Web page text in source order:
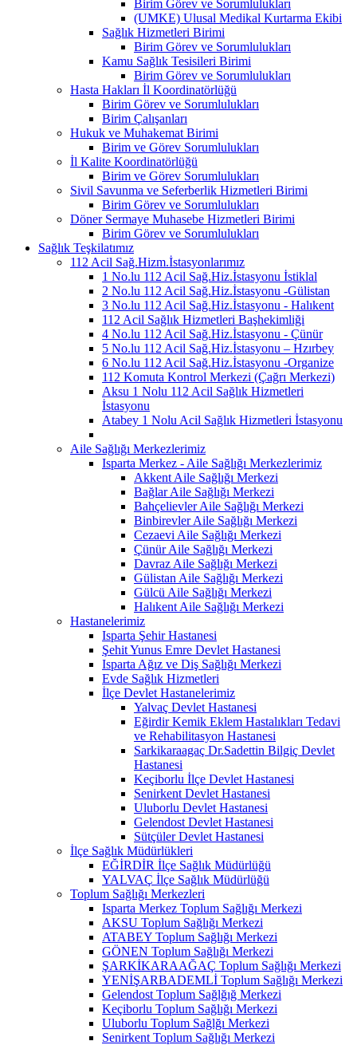
Birim Görev ve Sorumlulukları
(UMKE) Ulusal Medikal Kurtarma Ekibi
Sağlık Hizmetleri Birimi
Birim Görev ve Sorumlulukları
Kamu Sağlık Tesisileri Birimi
Birim Görev ve Sorumlulukları
Hasta Hakları İl Koordinatörlüğü
Birim Görev ve Sorumlulukları
Birim Çalışanları
Hukuk ve Muhakemat Birimi
Birim ve Görev Sorumlulukları
İl Kalite Koordinatörlüğü
Birim ve Görev Sorumlulukları
Sivil Savunma ve Seferberlik Hizmetleri Birimi
Birim Görev ve Sorumlulukları
Döner Sermaye Muhasebe Hizmetleri Birimi
Birim Görev ve Sorumlulukları
Sağlık Teşkilatımız
112 Acil Sağ.Hizm.İstasyonlarımız
1 No.lu 112 Acil Sağ.Hiz.İstasyonu İstiklal
2 No.lu 112 Acil Sağ.Hiz.İstasyonu -Gülistan
3 No.lu 112 Acil Sağ.Hiz.İstasyonu - Halıkent
112 Acil Sağlık Hizmetleri Başhekimliği
4 No.lu 112 Acil Sağ.Hiz.İstasyonu - Çünür
5 No.lu 112 Acil Sağ.Hiz.İstasyonu – Hzırbey
6 No.lu 112 Acil Sağ.Hiz.İstasyonu -Organize
112 Komuta Kontrol Merkezi (Çağrı Merkezi)
Aksu 1 Nolu 112 Acil Sağlık Hizmetleri
İstasyonu
Atabey 1 Nolu Acil Sağlık Hizmetleri İstasyonu
Aile Sağlığı Merkezlerimiz
Isparta Merkez - Aile Sağlığı Merkezlerimiz
Akkent Aile Sağlığı Merkezi
Bağlar Aile Sağlığı Merkezi
Bahçelievler Aile Sağlığı Merkezi
Binbirevler Aile Sağlığı Merkezi
Cezaevi Aile Sağlığı Merkezi
Çünür Aile Sağlığı Merkezi
Davraz Aile Sağlığı Merkezi
Gülistan Aile Sağlığı Merkezi
Gülcü Aile Sağlığı Merkezi
Halıkent Aile Sağlığı Merkezi
Hastanelerimiz
Isparta Şehir Hastanesi
Şehit Yunus Emre Devlet Hastanesi
Isparta Ağız ve Diş Sağlığı Merkezi
Evde Sağlık Hizmetleri
İlçe Devlet Hastanelerimiz
Yalvaç Devlet Hastanesi
Eğirdir Kemik Eklem Hastalıkları Tedavi
ve Rehabilitasyon Hastanesi
Sarkikaraagaç Dr.Sadettin Bilgiç Devlet
Hastanesi
Keçiborlu İlçe Devlet Hastanesi
Senirkent Devlet Hastanesi
Uluborlu Devlet Hastanesi
Gelendost Devlet Hastanesi
Sütçüler Devlet Hastanesi
İlçe Sağlık Müdürlükleri
EĞİRDİR İlçe Sağlık Müdürlüğü
YALVAÇ İlçe Sağlık Müdürlüğü
Toplum Sağlığı Merkezleri
Isparta Merkez Toplum Sağlığı Merkezi
AKSU Toplum Sağlığı Merkezi
ATABEY Toplum Sağlığı Merkezi
GÖNEN Toplum Sağlığı Merkezi
ŞARKİKARAAĞAÇ Toplum Sağlığı Merkezi
YENİŞARBADEMLİ Toplum Sağlığı Merkezi
Gelendost Toplum Sağlğığ Merkezi
Keçiborlu Toplum Sağlığı Merkezi
Uluborlu Toplum Sağlğı Merkezi
Senirkent Toplum Sağlığı Merkezi